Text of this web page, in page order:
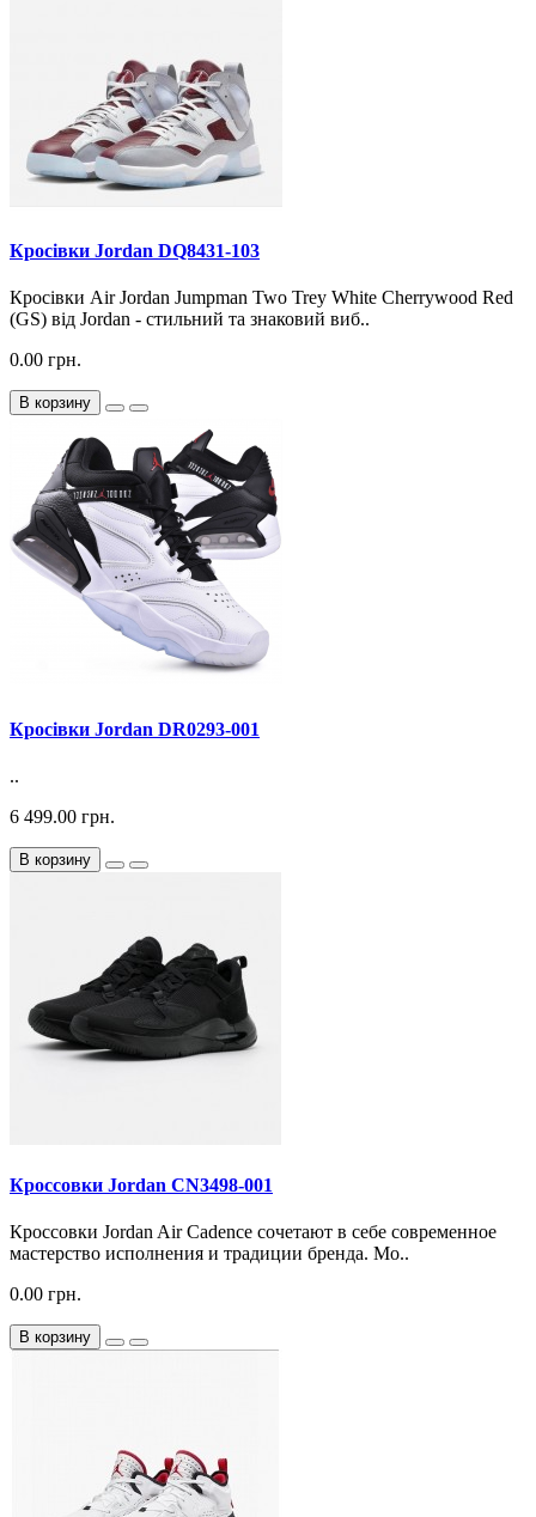
Кросiвки Jordan DQ8431-103
Кросівки Air Jordan Jumpman Two Trey White Cherrywood Red
(GS) від Jordan - стильний та знаковий виб..
0.00 грн.
В корзину
Кросiвки Jordan DR0293-001
..
6 499.00 грн.
В корзину
Кроссовки Jordan CN3498-001
Кроссовки Jordan Air Cadence сочетают в себе современное
мастерство исполнения и традиции бренда. Мо..
0.00 грн.
В корзину